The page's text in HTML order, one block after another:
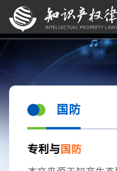
国防
专利与国防